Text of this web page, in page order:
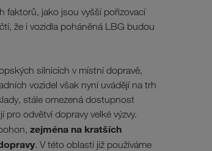
faktorů, jako jsou vyšší pořizovací
že i vozidla poháněná LBG budou
silnicích v místní dopravě,
vozidel však nyní uvádějí na trh
stále omezená dostupnost
odvětví dopravy velké výzvy.
zejména na kratších
. V této oblasti již používáme